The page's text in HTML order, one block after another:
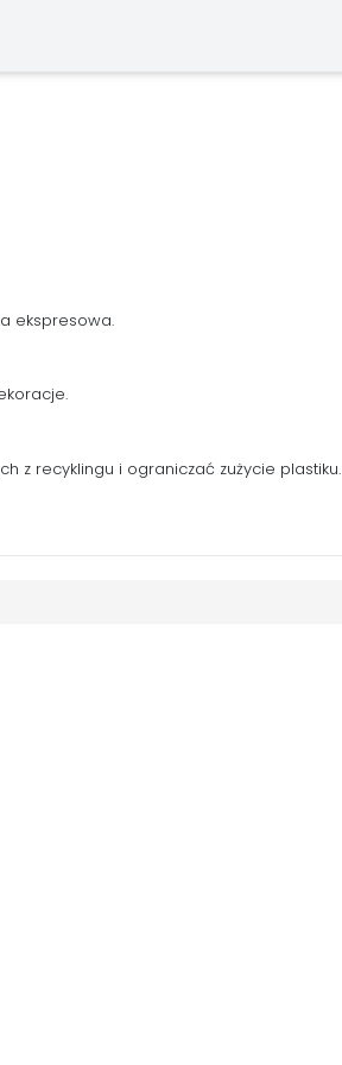
ekspresowa.
z recyklingu i ograniczać zużycie plastiku.